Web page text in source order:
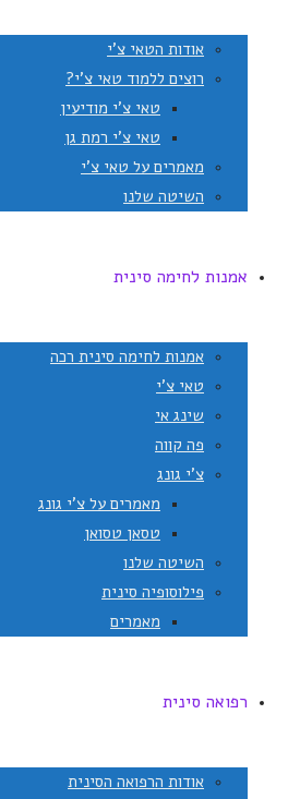
אודות הטאי צ'י
רוצים ללמוד טאי צ'י?
טאי צ'י מודיעין
טאי צ'י רמת גן
מאמרים על טאי צ'י
השיטה שלנו
אמנות לחימה סינית
אמנות לחימה סינית רכה
טאי צ'י
שינג אי
פה קווה
צ'י גונג
מאמרים על צ'י גונג
טסאן טסואן
השיטה שלנו
פילוסופיה סינית
מאמרים
רפואה סינית
אודות הרפואה הסינית